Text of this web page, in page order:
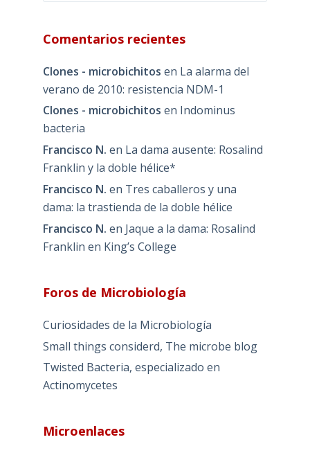
Comentarios recientes
Clones - microbichitos en La alarma del
verano de 2010: resistencia NDM-1
Clones - microbichitos en Indominus
bacteria
Francisco N. en La dama ausente: Rosalind
Franklin y la doble hélice*
Francisco N. en Tres caballeros y una
dama: la trastienda de la doble hélice
Francisco N. en Jaque a la dama: Rosalind
Franklin en King’s College
Foros de Microbiología
Curiosidades de la Microbiología
Small things considerd, The microbe blog
Twisted Bacteria, especializado en
Actinomycetes
Microenlaces